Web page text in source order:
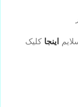
اینجا کلیک